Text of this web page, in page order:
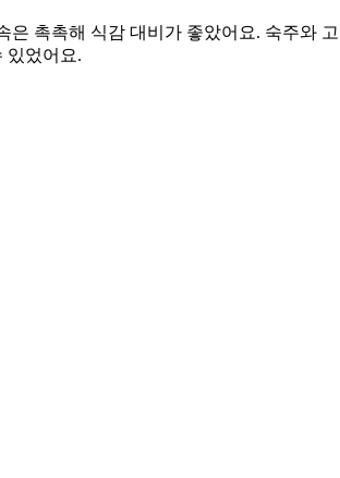
촉촉해 식감 대비가 좋았어요. 숙주와
있었어요.